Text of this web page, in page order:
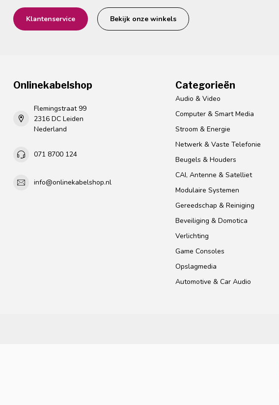
Klantenservice Bekijk onze winkels
Onlinekabelshop
Flemingstraat 99
2316 DC Leiden
Nederland
071 8700 124
info@onlinekabelshop.nl
Categorieën
Audio & Video
Computer & Smart Media
Stroom & Energie
Netwerk & Vaste Telefonie
Beugels & Houders
CAI, Antenne & Satelliet
Modulaire Systemen
Gereedschap & Reiniging
Beveiliging & Domotica
Verlichting
Game Consoles
Opslagmedia
Automotive & Car Audio